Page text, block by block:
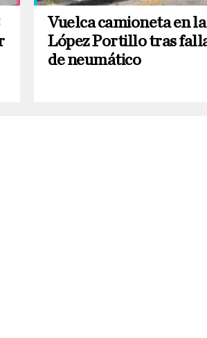
Vuelca camioneta en la
López Portillo tras
de neumático